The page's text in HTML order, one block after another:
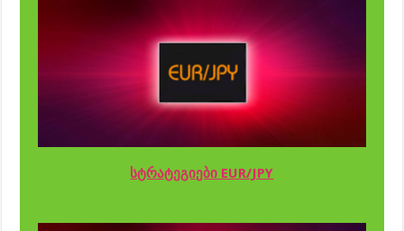
სტრატეგიები EUR/JPY